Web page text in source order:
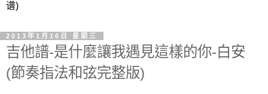
谱)
2013年1月16日 星期三
吉他譜-是什麼讓我遇見這樣的你-白安
(節奏指法和弦完整版)